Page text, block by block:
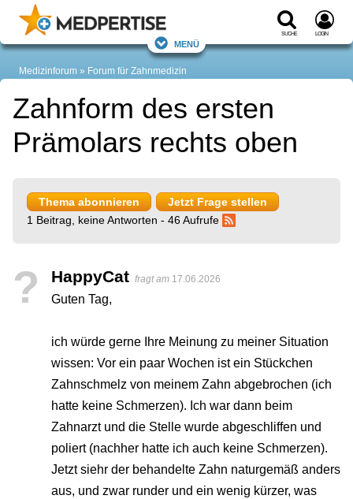
Suche Login
Menü
Medizinforum Forum für Zahnmedizin
Zahnform des ersten
Prämolars rechts oben
Thema abonnieren
Jetzt Frage stellen
1 Beitrag, keine Antworten - 46 Aufrufe
? HappyCat fragt am 17.06.2026
Guten Tag,
ich würde gerne Ihre Meinung zu meiner Situation
wissen: Vor ein paar Wochen ist ein Stückchen
Zahnschmelz von meinem Zahn abgebrochen (ich
hatte keine Schmerzen). Ich war dann beim
Zahnarzt und die Stelle wurde abgeschliffen und
poliert (nachher hatte ich auch keine Schmerzen).
Jetzt siehr der behandelte Zahn naturgemäß anders
aus, und zwar runder und ein wenig kürzer, was